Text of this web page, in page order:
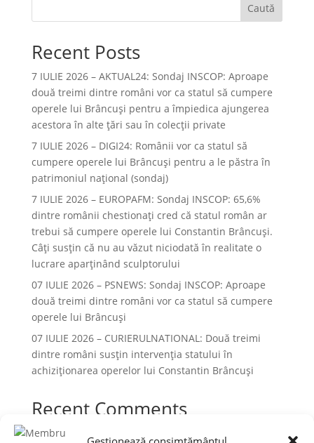
Caută
Recent Posts
7 IULIE 2026 – AKTUAL24: Sondaj INSCOP: Aproape
două treimi dintre români vor ca statul să cumpere
operele lui Brâncuşi pentru a împiedica ajungerea
acestora în alte ţări sau în colecţii private
7 IULIE 2026 – DIGI24: Românii vor ca statul să
cumpere operele lui Brâncuși pentru a le păstra în
patrimoniul național (sondaj)
7 IULIE 2026 – EUROPAFM: Sondaj INSCOP: 65,6%
dintre românii chestionați cred că statul român ar
trebui să cumpere operele lui Constantin Brâncuși.
Câți susțin că nu au văzut niciodată în realitate o
lucrare aparținând sculptorului
07 IULIE 2026 – PSNEWS: Sondaj INSCOP: Aproape
două treimi dintre români vor ca statul să cumpere
operele lui Brâncuși
07 IULIE 2026 – CURIERULNATIONAL: Două treimi
dintre români susțin intervenția statului în
achiziționarea operelor lui Constantin Brâncuși
Recent Comments
Niciun comentariu de arătat.